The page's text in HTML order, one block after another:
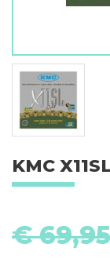
KMC
€69,95